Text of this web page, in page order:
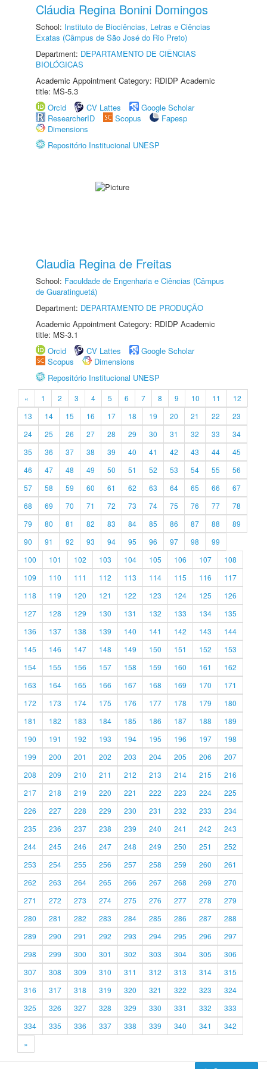
Cláudia Regina Bonini Domingos
School: Instituto de Biociências, Letras e Ciências
Exatas (Câmpus de São José do Rio Preto)
Department: DEPARTAMENTO DE CIÊNCIAS
BIOLÓGICAS
Academic Appointment Category: RDIDP Academic
title: MS-5.3
Orcid
CV Lattes
Google Scholar
ResearcherID
Scopus
Fapesp
Dimensions
Repositório Institucional UNESP
Claudia Regina de Freitas
School: Faculdade de Engenharia e Ciências (Câmpus
de Guaratinguetá)
Department: DEPARTAMENTO DE PRODUÇÃO
Academic Appointment Category: RDIDP Academic
title: MS-3.1
Orcid
CV Lattes
Google Scholar
Scopus
Dimensions
Repositório Institucional UNESP
« 1 2 3 4 5 6 7 8 9 10 11
12
13
14 15 16 17 18 19 20 21 22
23
24
25 26 27 28 29 30 31 32 33
34
35
36 37 38 39 40 41 42 43 44
45
46
47 48 49 50 51 52 53 54 55
56
57
58 59 60 61 62 63 64 65 66
67
68
69 70 71 72 73 74 75 76 77
78
79
80 81 82 83 84 85 86 87 88
89
90
91 92 93 94 95 96 97 98
99
100
101 102 103 104 105 106 107
108
109
110 111 112 113 114 115 116
117
118
119 120 121 122 123 124 125
126
127
128 129 130 131 132 133 134
135
136
137 138 139 140 141 142 143
144
145
146 147 148 149 150 151 152
153
154
155 156 157 158 159 160 161
162
163
164 165 166 167 168 169 170
171
172
173 174 175 176 177 178 179
180
181
182 183 184 185 186 187 188
189
190
191 192 193 194 195 196 197
198
199
200 201 202 203 204 205 206
207
208
209 210 211 212 213 214 215
216
217
218 219 220 221 222 223 224
225
226
227 228 229 230 231 232 233
234
235
236 237 238 239 240 241 242
243
244
245 246 247 248 249 250 251
252
253
254 255 256 257 258 259 260
261
262
263 264 265 266 267 268 269
270
271
272 273 274 275 276 277 278
279
280
281 282 283 284 285 286 287
288
289
290 291 292 293 294 295 296
297
298
299 300 301 302 303 304 305
306
307
308 309 310 311 312 313 314
315
316
317 318 319 320 321 322 323
324
325
326 327 328 329 330 331 332
333
334
335 336 337 338 339 340 341
342
»